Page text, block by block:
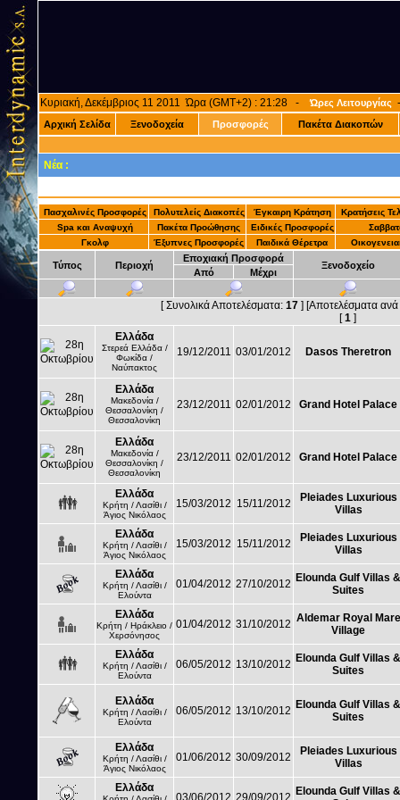
Κυριακή, Δεκέμβριος 11 2011 Ώρα (GMT+2) : 21:28 -Ώρες Λειτουργίας
Αρχική Σελίδα Ξενοδοχεία Προσφορές Πακέτα Διακοπών
Νέα :
Πασχαλινές Προσφορές Πολυτελείς Διακοπές Έγκαιρη Κράτηση
Κρατήσεις
Spa και Αναψυχή
Πακέτα Προώθησης Ειδικές Προσφορές
Γκολφ
Έξυπνες Προσφορές Παιδικά Θέρετρα
Τύπος Περιοχή
Εποχιακή Προσφορά
Ξενοδοχείο
Από Μέχρι
[ Συνολικά Αποτελέσματα: 17 ] [Αποτελέσματα
[1 ]
Ελλάδα
Στερεά Ελλάδα /
Φωκίδα /
Ναύπακτος
19/12/2011 03/01/2012 Dasos Theretron
Ελλάδα
Μακεδονία /
Θεσσαλονίκη /
Θεσσαλονίκη
23/12/2011 02/01/2012 Grand Hotel Palace
Ελλάδα
Μακεδονία /
Θεσσαλονίκη /
Θεσσαλονίκη
23/12/2011 02/01/2012 Grand Hotel Palace
Ελλάδα
Κρήτη / Λασίθι /
Άγιος Νικόλαος
15/03/2012 15/11/2012
Pleiades Luxurious
Villas
Ελλάδα
Κρήτη / Λασίθι /
Άγιος Νικόλαος
15/03/2012 15/11/2012
Pleiades Luxurious
Villas
Ελλάδα
Κρήτη / Λασίθι /
Ελούντα
01/04/2012 27/10/2012 Elounda Gulf Villas &
Suites
Ελλάδα
Κρήτη / Ηράκλειο /
Χερσόνησος
01/04/2012 31/10/2012 Aldemar Royal Mare
Village
Ελλάδα
Κρήτη / Λασίθι /
Ελούντα
06/05/2012 13/10/2012 Elounda Gulf Villas &
Suites
Ελλάδα
Κρήτη / Λασίθι /
Ελούντα
06/05/2012 13/10/2012 Elounda Gulf Villas &
Suites
Ελλάδα
Κρήτη / Λασίθι /
Άγιος Νικόλαος
01/06/2012 30/09/2012
Pleiades Luxurious
Villas
Ελλάδα
03/06/2012 29/09/2012 Elounda Gulf Villas &